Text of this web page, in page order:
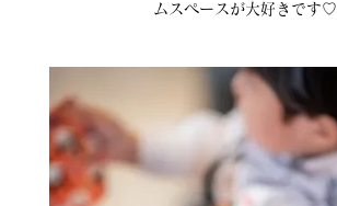
ムスペースが大好きです♡